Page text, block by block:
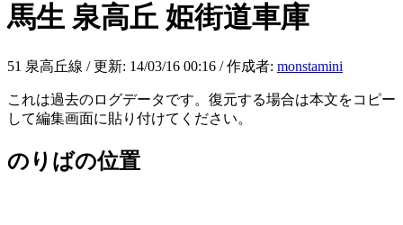
馬生 泉高丘 姫街道車庫
51 泉高丘線 / 更新: 14/03/16 00:16 / 作成者: monstamini
これは過去のログデータです。復元する場合は本文をコピー
して編集画面に貼り付けてください。
のりばの位置